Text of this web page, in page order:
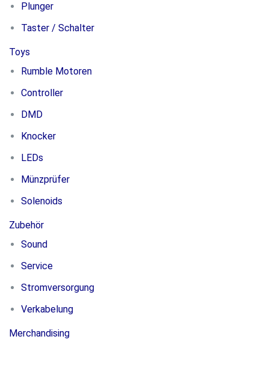
Plunger
Taster / Schalter
Toys
Rumble Motoren
Controller
DMD
Knocker
LEDs
Münzprüfer
Solenoids
Zubehör
Sound
Service
Stromversorgung
Verkabelung
Merchandising